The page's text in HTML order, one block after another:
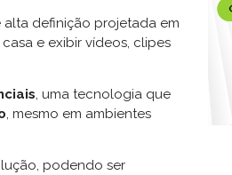
alta definição projetada em
casa e exibir vídeos, clipes
, uma tecnologia que
, mesmo em ambientes
podendo ser